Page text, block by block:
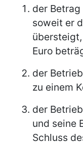
der
soweit er
Euro
der
zu einem
der
und seine
Schluss